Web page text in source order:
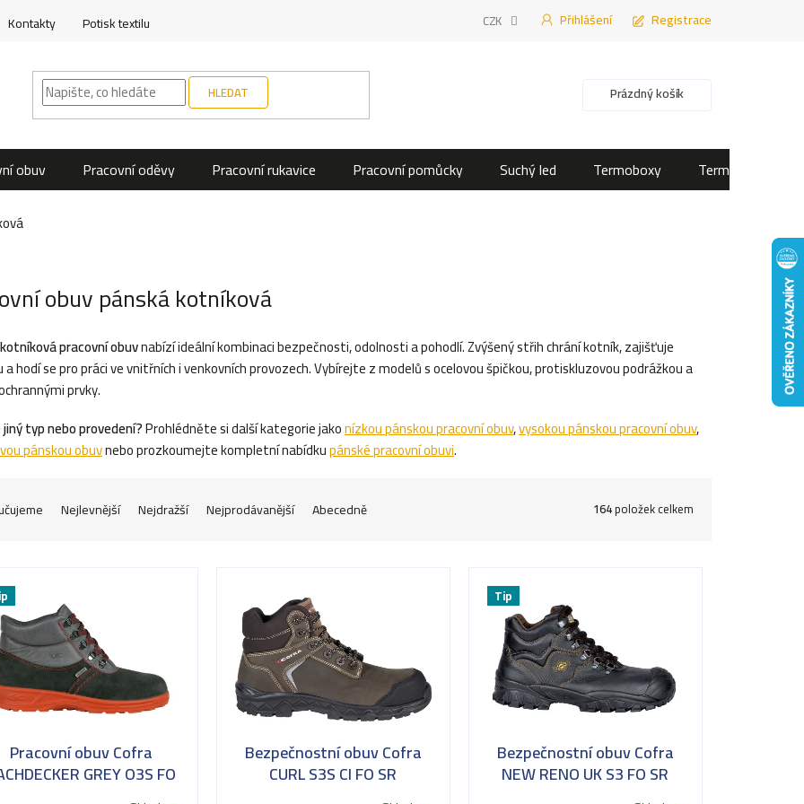
Kontakty Potisk textilu CZK Přihlášení Registrace
HLEDAT Nákupní košík
Prázdný košík
obuv Pracovní oděvy Pracovní rukavice Pracovní pomůcky Suchý led Termoboxy Termotašky
obuv pánská kotníková
pracovní obuvnabízí ideální kombinaci bezpečnosti, odolnosti a pohodlí. Zvýšený střih chrání kotník, zajišťuje
hodí se pro práci ve vnitřních i venkovních provozech. Vybírejte z modelů s ocelovou špičkou, protiskluzovou podrážkou a
prvky.
typ nebo provedení?Prohlédněte si další kategorie jakonízkou pánskou pracovní obuv,vysokou pánskou pracovní obuv,
pánskou obuvnebo prozkoumejte kompletní nabídkupánské pracovní obuvi.
Nejlevnější Nejdražší Nejprodávanější Abecedně 164položek celkem
Pracovní obuv Cofra
GREY O3S FO
Pokrývačská obuv
Bezpečnostní obuv Cofra
CURL S3S CI FO SR
Tip
Bezpečnostní obuv Cofra
NEW RENO UK S3 FO SR